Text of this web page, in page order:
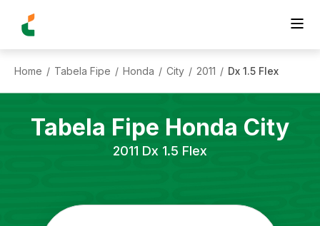
Home / Tabela Fipe / Honda / City / 2011 / Dx 1.5 Flex
Tabela Fipe Honda City
2011 Dx 1.5 Flex